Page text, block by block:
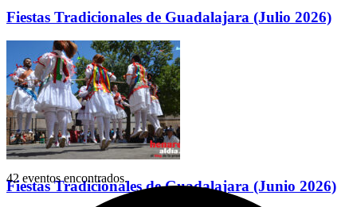
Fiestas Tradicionales de Guadalajara (Julio 2026)
Fiestas Tradicionales de Guadalajara (Junio 2026)
42 eventos encontrados.